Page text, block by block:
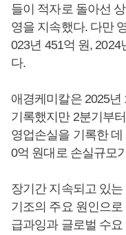
들이 적자로 돌아선
영을 지속했다. 다만
023년 451억 원,
다.
애경케미칼은 2025
기록했지만 2분기부
영업손실을 기록한
0억 원대로 손실규모
장기간 지속되고 있
기조의 주요 원인으
급과잉과 글로벌 수